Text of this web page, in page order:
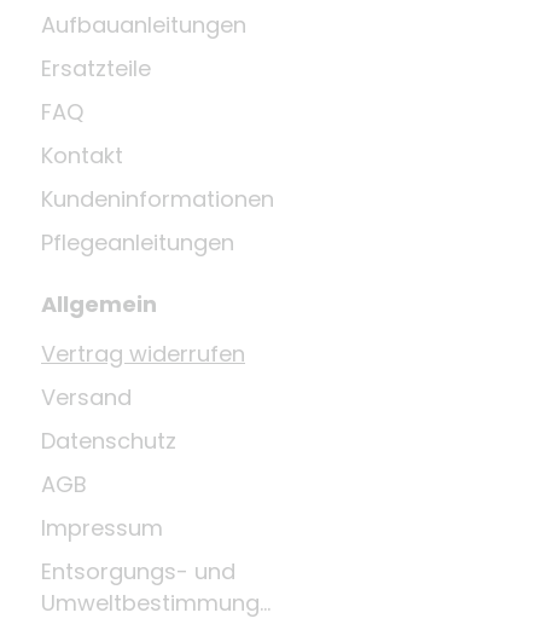
Aufbauanleitungen
Ersatzteile
FAQ
Kontakt
Kundeninformationen
Pflegeanleitungen
Allgemein
Vertrag widerrufen
Versand
Datenschutz
AGB
Impressum
Entsorgungs- und
Umweltbestimmungen